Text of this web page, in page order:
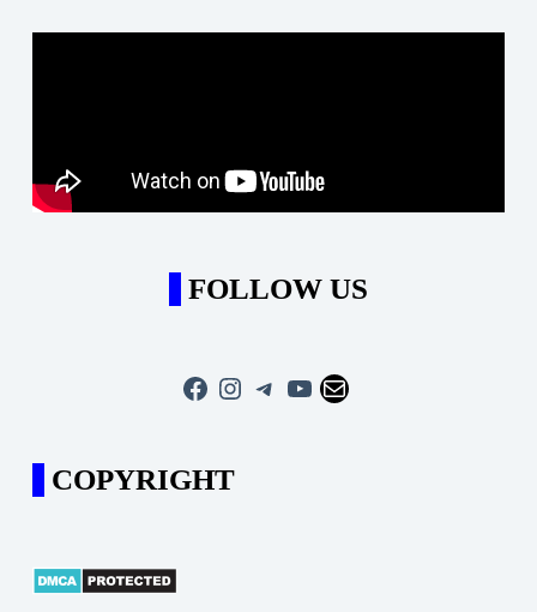
FOLLOW US
Facebook
Instagram
Telegram
YouTube
Mail
COPYRIGHT